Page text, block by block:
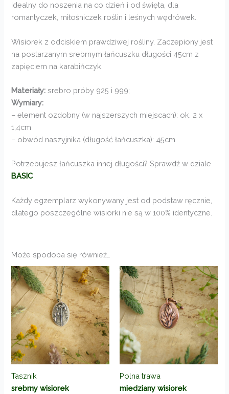
Idealny do noszenia na co dzień i od święta, dla
romantyczek, miłośniczek roślin i leśnych wędrówek.
Wisiorek z odciskiem prawdziwej rośliny. Zaczepiony jest
na postarzanym srebrnym łańcuszku długości 45cm z
zapięciem na karabińczyk.
Materiały: srebro próby 925 i 999;
Wymiary:
– element ozdobny (w najszerszych miejscach): ok. 2 x
1,4cm
– obwód naszyjnika (długość łańcuszka): 45cm
Potrzebujesz łańcuszka innej długości? Sprawdź w dziale
BASIC
Każdy egzemplarz wykonywany jest od podstaw ręcznie,
dlatego poszczególne wisiorki nie są w 100% identyczne.
Może spodoba się również…
Tasznik
srebrny wisiorek
Polna trawa
miedziany wisiorek